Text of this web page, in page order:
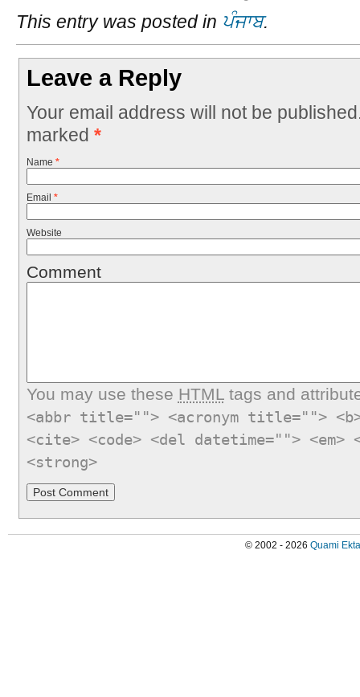
This entry was posted in ਪੰਜਾਬ.
Leave a Reply
Your email address will not be
marked *
Name *
Email *
Website
Comment
You may use these HTMLtags and
<abbr title=""> <acronym title="">
<cite> <code> <del datetime="">
<strong>
© 2002 - 2026 Quami